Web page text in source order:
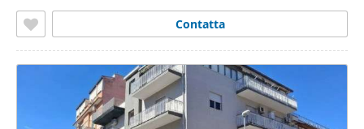
Contatta